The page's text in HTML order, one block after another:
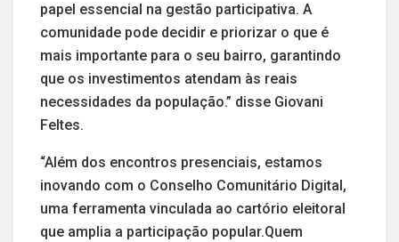
papel essencial na gestão participativa. A
comunidade pode decidir e priorizar o que é
mais importante para o seu bairro, garantindo
que os investimentos atendam às reais
necessidades da população.” disse Giovani
Feltes.
“Além dos encontros presenciais, estamos
inovando com o Conselho Comunitário Digital,
uma ferramenta vinculada ao cartório eleitoral
que amplia a participação popular.Quem